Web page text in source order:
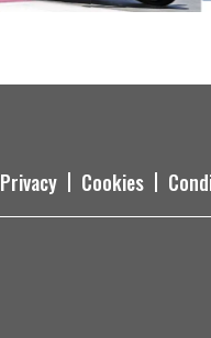
Privacy Cookies